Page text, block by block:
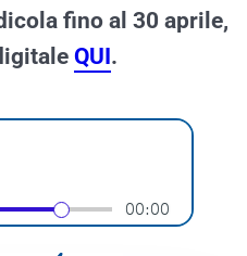
fino al 30 aprile,
QUI.